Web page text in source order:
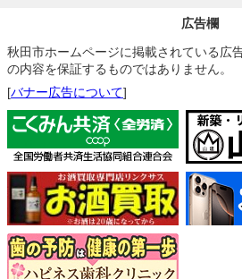
広告欄
秋田市ホームページに掲載されている広
の内容を保証するものではありません。
[バナー広告について]